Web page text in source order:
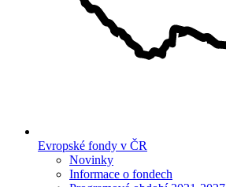
Evropské fondy v ČR
Novinky
Informace o fondech